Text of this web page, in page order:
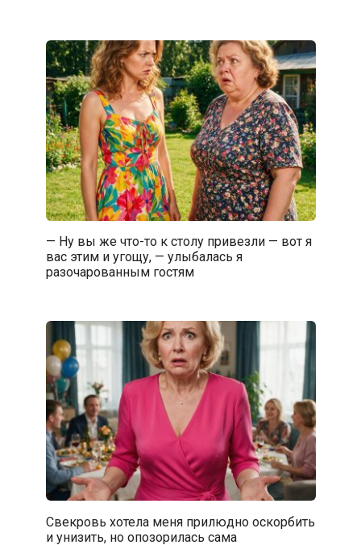
— Ну вы же что-то к столу привезли — вот я
вас этим и угощу, — улыбалась я
разочарованным гостям
Свекровь хотела меня прилюдно оскорбить
и унизить, но опозорилась сама